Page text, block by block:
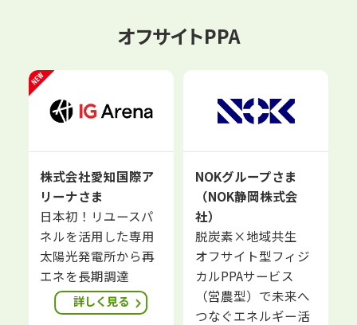
オフサイトPPA
株式会社愛知国際ア
リーナさま
日本初！リユースパ
ネルを活用した専用
太陽光発電所から再
エネを長期調達
詳しく見る
NOKグループさま
（NOK静岡株式会
社）
脱炭素×地域共生
オフサイト型フィジ
カルPPAサービス
（営農型）で未来へ
つなぐエネルギー活